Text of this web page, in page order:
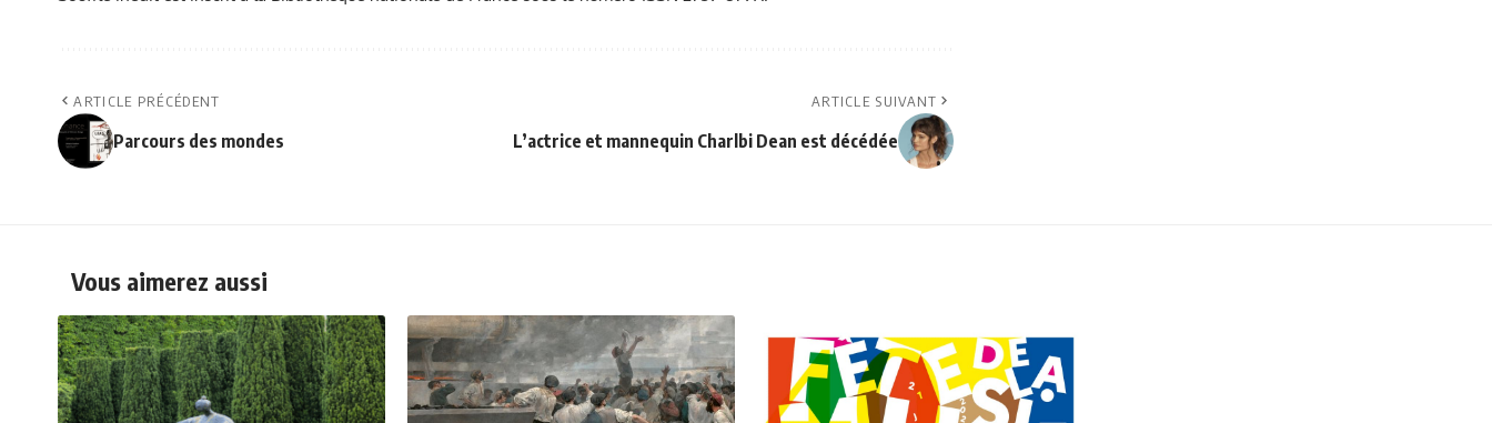
ARTICLE PRÉCÉDENT
Parcours des mondes
ARTICLE SUIVANT
L’actrice et mannequin Charlbi Dean est décédée
Vous aimerez aussi